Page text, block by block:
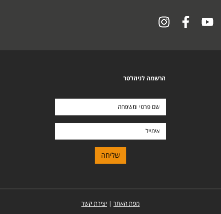
הרשמה לניוזלטר
מפת האתר | יצירת קשר